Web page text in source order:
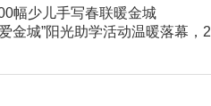
幅少儿手写春联暖金城
金城”阳光助学活动温暖落幕